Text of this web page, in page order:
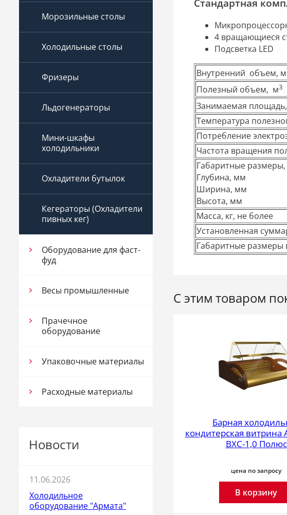
Морозильные столы
Холодильные столы
Фризеры
Льдогенераторы
Мини-шкафы
холодильники
Охладители бутылок
Кегераторы (Охладители
пивных кег)
Оборудование для фаст-
фуд
Весы промышленные
Прачечное
оборудование
Упаковочные материалы
Расходные материалы
Новости
11.06.2026
Холодильное
оборудование "Армата"
Стандартная
4 вращающиеся
Подсветка LED
Внутренний объем, м
Полезный объем, м3
Занимаемая
Температура
Потребление
Частота вращения
Габаритные
Глубина, мм
Ширина, мм
Высота, мм
Масса, кг, не более
Установленная
Габаритные размеры
С этим товаром
Барная
кондитерская витрина
ВХС-1,0 Полюс
цена по запросу
В корзину